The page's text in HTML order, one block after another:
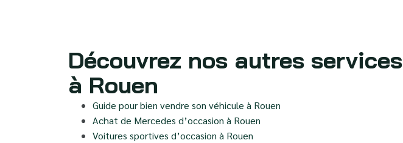
Découvrez nos autres services
à Rouen
Guide pour bien vendre son véhicule à Rouen
Achat de Mercedes d’occasion à Rouen
Voitures sportives d’occasion à Rouen